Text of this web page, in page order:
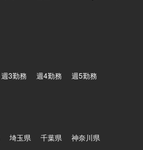
週3勤務 週4勤務 週5勤務
埼玉県 千葉県 神奈川県